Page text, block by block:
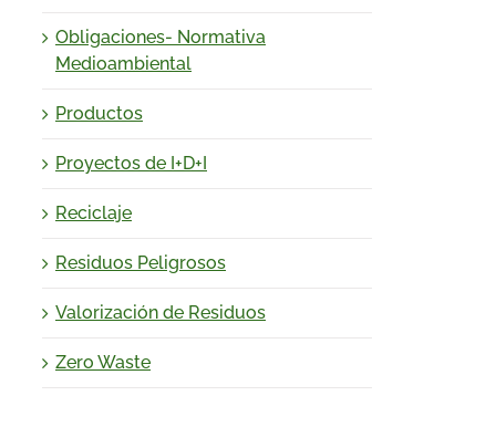
Obligaciones- Normativa
Medioambiental
Productos
Proyectos de I+D+I
Reciclaje
Residuos Peligrosos
Valorización de Residuos
Zero Waste